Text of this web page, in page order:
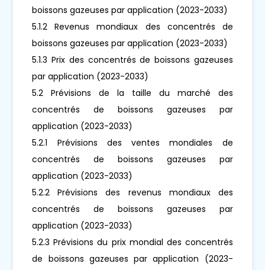
boissons gazeuses par application (2023-2033)
5.1.2 Revenus mondiaux des concentrés de
boissons gazeuses par application (2023-2033)
5.1.3 Prix des concentrés de boissons gazeuses
par application (2023-2033)
5.2 Prévisions de la taille du marché des
concentrés de boissons gazeuses par
application (2023-2033)
5.2.1 Prévisions des ventes mondiales de
concentrés de boissons gazeuses par
application (2023-2033)
5.2.2 Prévisions des revenus mondiaux des
concentrés de boissons gazeuses par
application (2023-2033)
5.2.3 Prévisions du prix mondial des concentrés
de boissons gazeuses par application (2023-